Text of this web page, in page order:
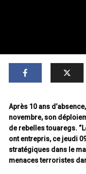
Après 10 ans
novembre, son
de rebelles touaregs. “L
ont entrepris, ce jeudi
stratégiques dans le
menaces terroristes